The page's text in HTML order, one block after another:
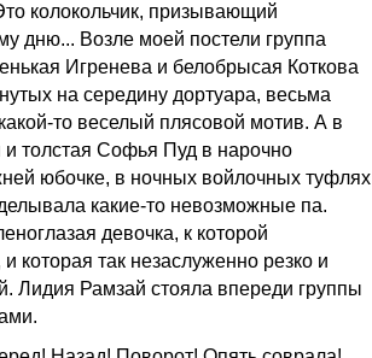
колокольчик, призывающий
дню... Возле моей постели группа
Игренева и белобрысая Коткова
на середину дортуара, весьма
то веселый плясовой мотив. А в
и толстая Софья Пуд в нарочно
юбочке, в ночных войлочных туфлях
какие-то невозможные па.
девочка, к которой
которая так незаслуженно резко и
Лидия Рамзай стояла впереди группы